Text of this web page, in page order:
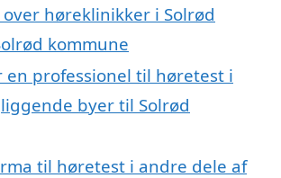
høreklinikker i Solrød
kommune
en professionel til høretest i
byer til Solrød
til høretest i andre dele af